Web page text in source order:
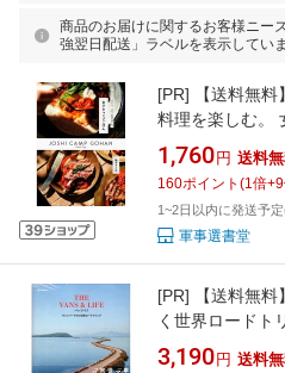
商品のお届けに関するお客様ニー
強翌日配送」ラベルを表示していま
[PR]
【送料無
料理を楽しむ。
1,760 円 送料
160ポイント (1倍+9
1~2日以内に発送予
軍事選書堂
[PR]
【送料無
く世界ロードト
3,190 円 送料